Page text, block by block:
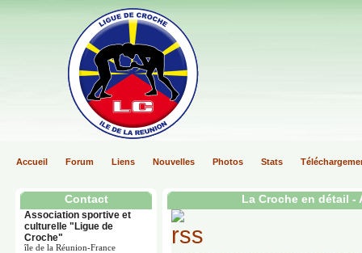
Accueil Forum Liens Nouvelles Photos Stats
Contact
Association sportive et
culturelle "Ligue de
Croche"
île de la Réunion-France
La Croche en détail -